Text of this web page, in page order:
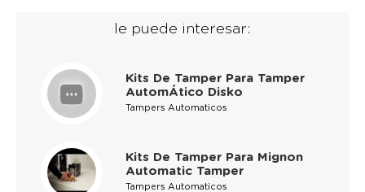
le puede interesar:
Kits De Tamper Para Tamper
AutomÁtico Disko
Tampers Automaticos
Kits De Tamper Para Mignon
Automatic Tamper
Tampers Automaticos